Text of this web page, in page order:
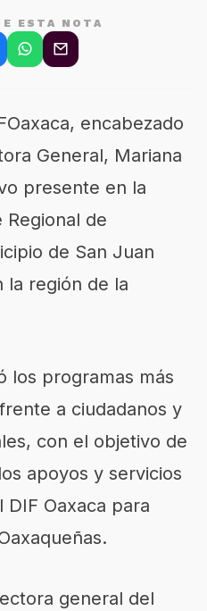
ESTA NOTA
encabezado
General, Mariana
presente en la
de
de San Juan
la región de la
los programas más
a ciudadanos y
con el objetivo de
apoyos y servicios
Oaxaca para
general del